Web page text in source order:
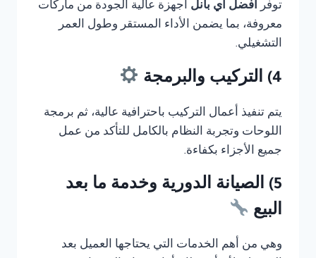
توفر أفضل أي بانل أجهزة عالية الجودة من ماركات
معروفة، بما يضمن الأداء المستقر وطول العمر
التشغيلي.
4) التركيب والبرمجة
يتم تنفيذ أعمال التركيب باحترافية عالية، ثم برمجة
اللوحات وتجربة النظام بالكامل للتأكد من عمل
جميع الأجزاء بكفاءة.
5) الصيانة الدورية وخدمة ما بعد
البيع
وهي من أهم الخدمات التي يحتاجها العميل بعد